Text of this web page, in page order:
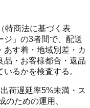
特商法に基づく表
ジ」の3者間で、配送
あす着・地域別差・カ
品・お客様都合・返品
るかを検査する。
荷遅延率5%未満・ス
のための運用、